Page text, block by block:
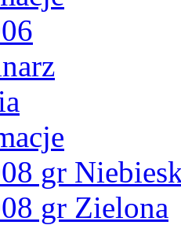
gr
gr Zielona